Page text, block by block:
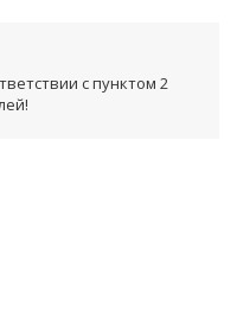
с пунктом 2